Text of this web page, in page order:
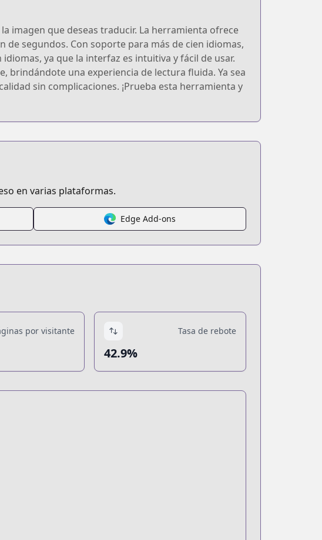
imagen que deseas traducir. La herramienta ofrece
segundos. Con soporte para más de cien idiomas,
ya que la interfaz es intuitiva y fácil de usar.
brindándote una experiencia de lectura fluida. Ya sea
sin complicaciones. ¡Prueba esta herramienta y
en varias plataformas.
Edge Add-ons
por visitante Tasa de rebote
42.9%